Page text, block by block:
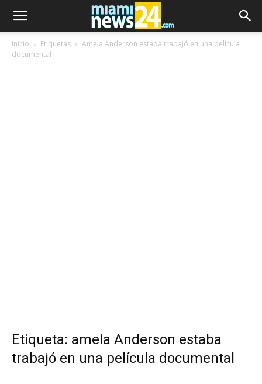
Inicio Etiquetas
Amela Anderson estaba trabajó en una película
documental
Etiqueta: amela Anderson estaba
trabajó en una película documental